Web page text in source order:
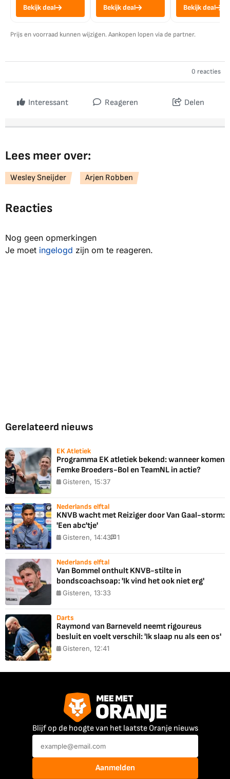
Bekijk deal Bekijk deal Bekijk deal
Prijs en voorraad kunnen wijzigen. Aankopen lopen via de partner.
0 reacties
Interessant Reageren Delen
Lees meer over:
Wesley Sneijder Arjen Robben
Reacties
Nog geen opmerkingen
Je moet ingelogd zijn om te reageren.
Gerelateerd nieuws
EK Atletiek
Programma EK atletiek bekend: wanneer komen
Femke Broeders-Bol en TeamNL in actie?
Gisteren, 15:37
Nederlands elftal
KNVB wacht met Reiziger door Van Gaal-storm:
'Een abc'tje'
Gisteren, 14:43 1
Nederlands elftal
Van Bommel onthult KNVB-stilte in
bondscoachsoap: 'Ik vind het ook niet erg'
Gisteren, 13:33
Darts
Raymond van Barneveld neemt rigoureus
besluit en voelt verschil: 'Ik slaap nu als een os'
Gisteren, 12:41
Blijf op de hoogte van het laatste Oranje nieuws
Aanmelden